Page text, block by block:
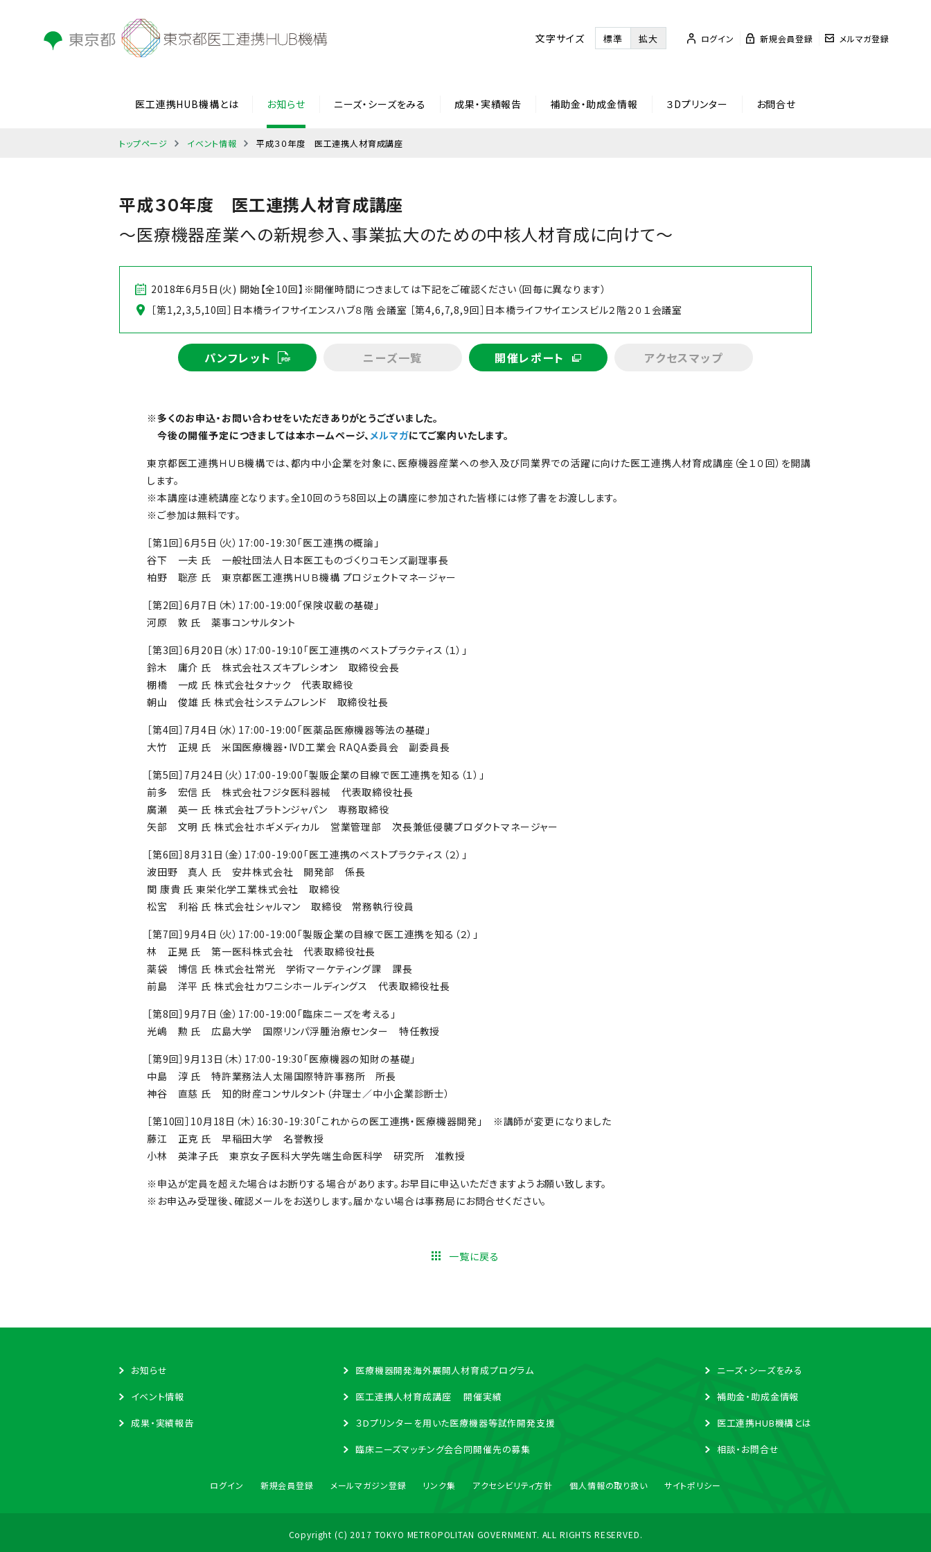
文字サイズ 標準 拡大 ログイン 新規会員登録 メルマガ登録
医工連携HUB機構とは お知らせ ニーズ・シーズをみる 成果・実績報告 補助金・助成金情報 ３Dプリンター お問合せ
トップページ イベント情報 平成３０年度 医工連携人材育成講座
平成３０年度 医工連携人材育成講座
～医療機器産業への新規参入、事業拡大のための中核人材育成に向けて～
2018年6月5日(火) 開始【全10回】※開催時間につきましては下記をご確認ください（回毎に異なります）
［第1,2,3,5,10回］日本橋ライフサイエンスハブ８階 会議室 ［第4,6,7,8,9回］日本橋ライフサイエンスビル２階２０１会議室
パンフレット ニーズ一覧 開催レポート アクセスマップ
※多くのお申込・お問い合わせをいただきありがとうございました。
今後の開催予定につきましては本ホームページ、メルマガにてご案内いたします。
東京都医工連携ＨＵＢ機構では、都内中小企業を対象に、医療機器産業への参入及び同業界での活躍に向けた医工連携人材育成講座（全１０回）を開講
します。
※本講座は連続講座となります。全10回のうち8回以上の講座に参加された皆様には修了書をお渡しします。
※ご参加は無料です。
［第1回］6月5日（火）17:00-19:30「医工連携の概論」
谷下 一夫 氏 一般社団法人日本医工ものづくりコモンズ副理事長
柏野 聡彦 氏 東京都医工連携ＨＵＢ機構 プロジェクトマネージャー
［第2回］6月7日（木）17:00-19:00「保険収載の基礎」
河原 敦 氏 薬事コンサルタント
［第3回］6月20日（水）17:00-19:10「医工連携のベストプラクティス（１）」
鈴木 庸介 氏 株式会社スズキプレシオン 取締役会長
棚橋 一成 氏 株式会社タナック 代表取締役
朝山 俊雄 氏 株式会社システムフレンド 取締役社長
［第4回］7月4日（水）17:00-19:00「医薬品医療機器等法の基礎」
大竹 正規 氏 米国医療機器・IVD工業会 RAQA委員会 副委員長
［第5回］7月24日（火）17:00-19:00「製販企業の目線で医工連携を知る（１）」
前多 宏信 氏 株式会社フジタ医科器械 代表取締役社長
廣瀬 英一 氏 株式会社プラトンジャパン 専務取締役
矢部 文明 氏 株式会社ホギメディカル 営業管理部 次長兼低侵襲プロダクトマネージャー
［第6回］8月31日（金）17:00-19:00「医工連携のベストプラクティス（２）」
波田野 真人 氏 安井株式会社 開発部 係長
関 康貴 氏 東栄化学工業株式会社 取締役
松宮 利裕 氏 株式会社シャルマン 取締役 常務執行役員
［第7回］9月4日（火）17:00-19:00「製販企業の目線で医工連携を知る（２）」
林 正晃 氏 第一医科株式会社 代表取締役社長
薬袋 博信 氏 株式会社常光 学術マーケティング課 課長
前島 洋平 氏 株式会社カワニシホールディングス 代表取締役社長
［第8回］9月7日（金）17:00-19:00「臨床ニーズを考える」
光嶋 勲 氏 広島大学 国際リンパ浮腫治療センター 特任教授
［第9回］9月13日（木）17:00-19:30「医療機器の知財の基礎」
中島 淳 氏 特許業務法人太陽国際特許事務所 所長
神谷 直慈 氏 知的財産コンサルタント（弁理士／中小企業診断士）
［第10回］10月18日（木）16:30-19:30「これからの医工連携・医療機器開発」 ※講師が変更になりました
藤江 正克 氏 早稲田大学 名誉教授
小林 英津子氏 東京女子医科大学先端生命医科学 研究所 准教授
※申込が定員を超えた場合はお断りする場合があります。お早目に申込いただきますようお願い致します。
※お申込み受理後、確認メールをお送りします。届かない場合は事務局にお問合せください。
一覧に戻る
お知らせ
イベント情報
成果・実績報告
医療機器開発海外展開人材育成プログラム
医工連携人材育成講座 開催実績
３Dプリンターを用いた医療機器等試作開発支援
臨床ニーズマッチング会合同開催先の募集
ニーズ・シーズをみる
補助金・助成金情報
医工連携HUB機構とは
相談・お問合せ
ログイン 新規会員登録 メールマガジン登録 リンク集 アクセシビリティ方針 個人情報の取り扱い サイトポリシー
Copyright (C) 2017 TOKYO METROPOLITAN GOVERNMENT. ALL RIGHTS RESERVED.